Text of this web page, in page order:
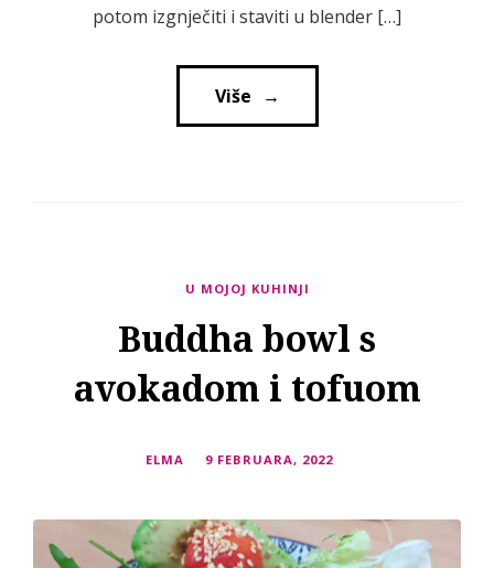
potom izgnječiti i staviti u blender […]
Više
→
U MOJOJ KUHINJI
Buddha bowl s
avokadom i tofuom
ELMA 9 FEBRUARA, 2022